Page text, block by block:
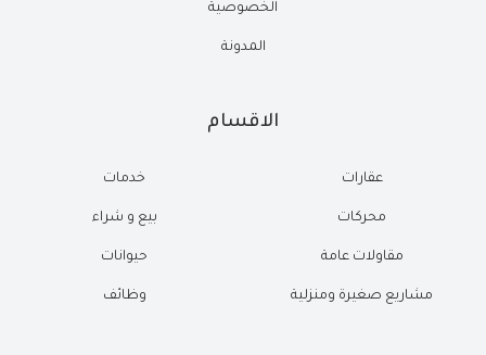
الخصوصية
المدونة
الاقسام
عقارات
محركات
مقاولات عامة
مشاريع صغيرة ومنزلية
خدمات
بيع و شراء
حيوانات
وظائف